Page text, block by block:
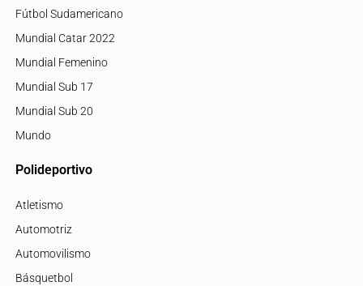
Fútbol Sudamericano
Mundial Catar 2022
Mundial Femenino
Mundial Sub 17
Mundial Sub 20
Mundo
Polideportivo
Atletismo
Automotriz
Automovilismo
Básquetbol